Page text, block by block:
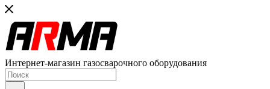
Интернет-магазин газосварочного оборудования